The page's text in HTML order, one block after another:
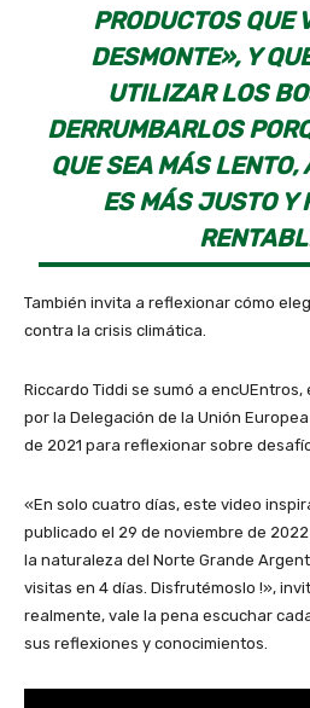
PRODUCTOS QUE
DESMONTE», Y
UTILIZAR LOS
DERRUMBARLOS
QUE SEA MÁS LENTO,
ES MÁS JUSTO Y
También invita a reflexionar cómo
contra la crisis climática.
Riccardo Tiddi se sumó a
por la Delegación de la Unión
de 2021 para reflexionar sobre
«En solo cuatro días, este video
publicado el 29 de noviembre de
la naturaleza del Norte Grande
visitas en 4 días. Disfrutémoslo !»,
realmente, vale la pena escuchar
sus reflexiones y conocimientos.